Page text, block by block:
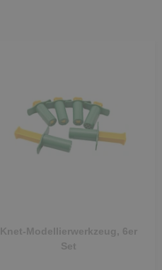
Knet-Modellierwerkzeug, 6er
Set